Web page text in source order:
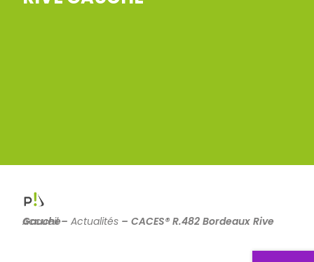
Accueil– Actualités –
CACES® R.482 Bordeaux Rive Gauche